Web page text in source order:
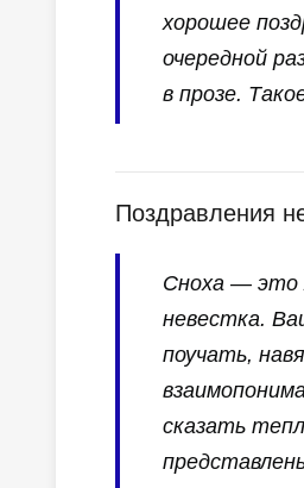
хорошее
очередной
в прозе.
Поздравления
Сноха — это
невестка.
поучать,
сказать